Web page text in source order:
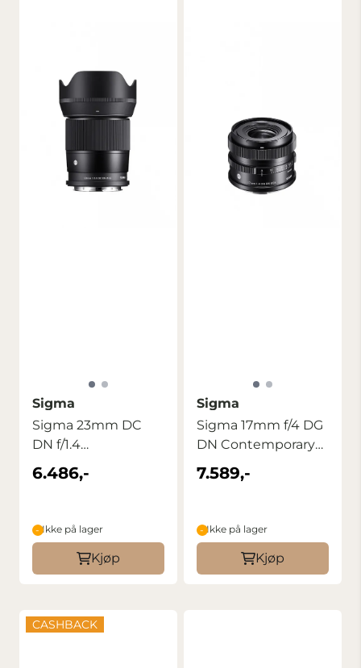
Sigma
Sigma 23mm DC
DN f/1.4
Contemporary for
Sony E
6.486,-
Ikke på lager
Kjøp
Sigma
Sigma 17mm f/4 DG
DN Contemporary
for Sony FE
7.589,-
Ikke på lager
Kjøp
CASHBACK